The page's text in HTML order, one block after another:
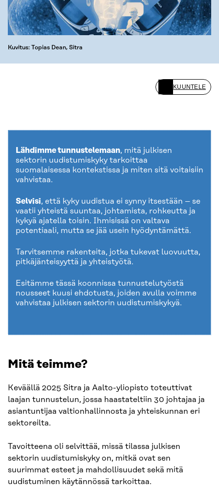
Kuvitus: Topias Dean, Sitra
KUUNTELE
Lähdimme tunnustelemaan, mitä julkisen
sektorin uudistumiskyky tarkoittaa
suomalaisessa kontekstissa ja miten sitä voitaisiin
vahvistaa.
Selvisi, että kyky uudistua ei synny itsestään – se
vaatii yhteistä suuntaa, johtamista, rohkeutta ja
kykyä ajatella toisin. Ihmisissä on valtava
potentiaali, mutta se jää usein hyödyntämättä.
Tarvitsemme rakenteita, jotka tukevat luovuutta,
pitkäjänteisyyttä ja yhteistyötä.
Esitämme tässä koonnissa tunnustelutyöstä
nousseet kuusi ehdotusta, joiden avulla voimme
vahvistaa julkisen sektorin uudistumiskykyä.
Mitä teimme?
Keväällä 2025 Sitra ja Aalto-yliopisto toteuttivat
laajan tunnustelun, jossa haastateltiin 30 johtajaa ja
asiantuntijaa valtionhallinnosta ja yhteiskunnan eri
sektoreilta.
Tavoitteena oli selvittää, missä tilassa julkisen
sektorin uudistumiskyky on, mitkä ovat sen
suurimmat esteet ja mahdollisuudet sekä mitä
uudistuminen käytännössä tarkoittaa.